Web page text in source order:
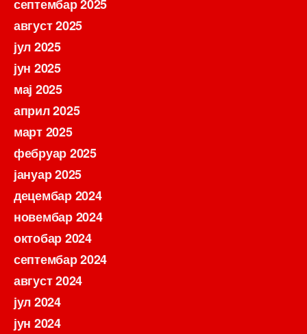
септембар 2025
август 2025
јул 2025
јун 2025
мај 2025
април 2025
март 2025
фебруар 2025
јануар 2025
децембар 2024
новембар 2024
октобар 2024
септембар 2024
август 2024
јул 2024
јун 2024